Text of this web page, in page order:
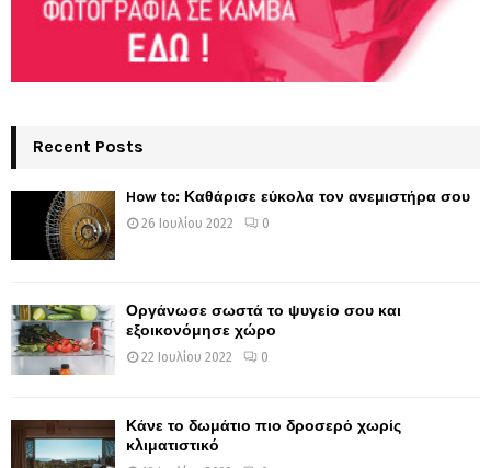
Recent Posts
How to: Καθάρισε εύκολα τον ανεμιστήρα σου
26 Ιουλίου 2022 0
Οργάνωσε σωστά το ψυγείο σου και
εξοικονόμησε χώρο
22 Ιουλίου 2022 0
Κάνε το δωμάτιο πιο δροσερό χωρίς
κλιματιστικό